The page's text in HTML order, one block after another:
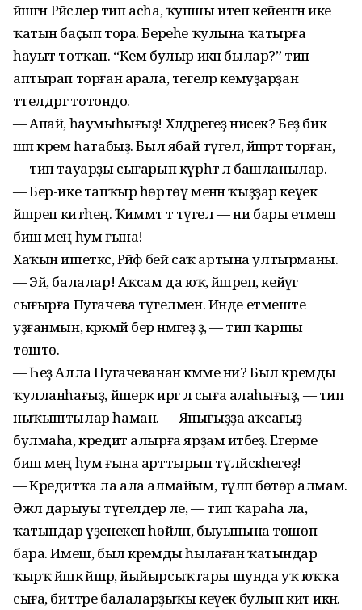
йәшәгән Рәйсәлер тип асһа, ҡупшы итеп кейенгән ике
ҡатын баҫып тора. Береһе ҡулына ҡатырға
һауыт тотҡан. “Кем булыр икән былар?” тип
аптырап торған арала, тегеләр кемуҙарҙан
тәтелдәргә тотондо.
— Апай, һаумыһығыҙ! Хәлдәрегеҙ нисек? Беҙ бик
шәп крем һатабыҙ. Был ябай түгел, йәшәртә торған,
— тип тауарҙы сығарып күрһәтә лә башланылар.
— Бер-ике тапҡыр һөртөү менән ҡыҙҙар кеүек
йәшәреп китәһең. Ҡиммәт тә түгел — ни бары етмеш
биш мең һум ғына!
Хаҡын ишеткәс, Рәйфә әбей саҡ артына ултырманы.
— Эй, балалар! Аҡсам да юҡ, йәшәреп, кейәүгә
сығырға Пугачева түгелмен. Инде етмеште
уҙғанмын, кәрәкмәй бер нәмәгеҙ ҙә, — тип ҡаршы
төштө.
— Һеҙ Алла Пугачеванан кәмме ни? Был кремды
ҡулланһағыҙ, йәшерәк иргә лә сыға алаһығыҙ, — тип
ныҡыштылар һаман. — Янығыҙҙа аҡсағыҙ
булмаһа, кредит алырға ярҙам итәбеҙ. Егерме
биш мең һум ғына арттырып түләйәсәкһегеҙ!
— Кредитҡа ла ала алмайым, түләп бөтөрә алмам.
Әжәл дарыуы түгелдер әле, — тип ҡараһа ла,
ҡатындар үҙенекен һөйләп, быуынына төшөп
бара. Имеш, был кремды һылаған ҡатындар
ҡырҡ йәшкә йәшәрә, йыйырсыҡтары шунда уҡ юҡҡа
сыға, биттәре балаларҙыҡы кеүек булып китә икән.